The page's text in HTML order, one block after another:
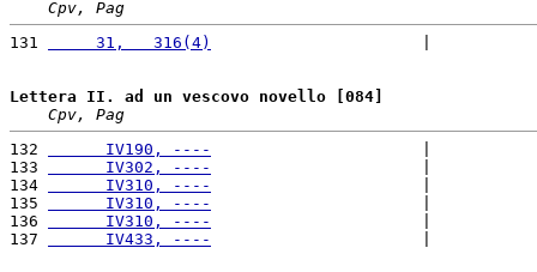
Cpv, Pag
131
     31,   316(4)
Lettera II. ad un vescovo novello [084]
Cpv, Pag
132
      IV190, ----
133
      IV302, ----
134
      IV310, ----
135
      IV310, ----
136
      IV310, ----
137
      IV433, ----